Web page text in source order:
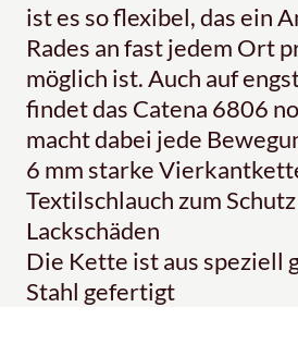
ist es so flexibel, das ein
Rades an fast jedem Ort
möglich ist. Auch auf
findet das Catena 6806
macht dabei jede
6 mm starke
Textilschlauch zum
Lackschäden
Die Kette ist aus speziell
Stahl gefertigt